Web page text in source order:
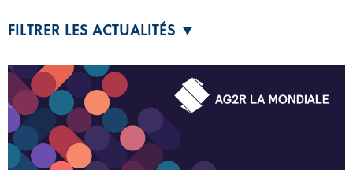
FILTRER LES ACTUALITÉS ▼